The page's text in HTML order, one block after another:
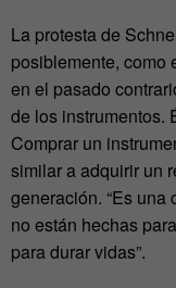
La protesta de
posiblemente, como
en el pasado
de los instrumentos.
Comprar un
similar a adquirir un
generación. “Es
no están hechas
para durar vidas”.